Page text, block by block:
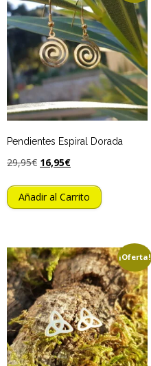
Pendientes Espiral Dorada
29,95€ 16,95€
Añadir al Carrito
¡Oferta!